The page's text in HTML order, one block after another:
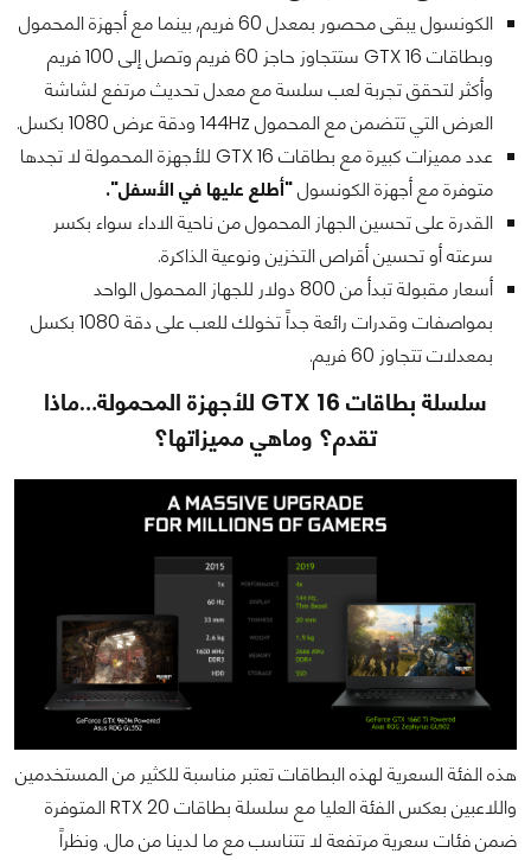
الكونسول يبقى محصور بمعدل 60 فريم, بينما مع أجهزة المحمول
وبطاقات GTX 16 ستتجاوز حاجز 60 فريم وتصل إلى 100 فريم
وأكثر لتحقق تجربة لعب سلسة مع معدل تحديث مرتفع لشاشة
العرض التي تتضمن مع المحمول 144Hz ودقة عرض 1080 بكسل.
عدد مميزات كبيرة مع بطاقات GTX 16 للأجهزة المحمولة لا تجدها
متوفرة مع أجهزة الكونسول"أطلع عليها في الأسفل".
القدرة على تحسين الجهاز المحمول من ناحية الاداء سواء بكسر
سرعته أو تحسين أقراص التخزين ونوعية الذاكرة.
أسعار مقبولة تبدأ من 800 دولار للجهاز المحمول الواحد
بمواصفات وقدرات رائعة جداً تخولك للعب على دقة 1080 بكسل
بمعدلات تتجاوز 60 فريم.
سلسلة بطاقات GTX 16 للأجهزة المحمولة…ماذا
تقدم؟ وماهي مميزاتها؟
هذه الفئة السعرية لهذه البطاقات تعتبر مناسبة للكثير من المستخدمين
واللاعبين بعكس الفئة العليا مع سلسلة بطاقات RTX 20 المتوفرة
ضمن فئات سعرية مرتفعة لا تتناسب مع ما لدينا من مال. ونظراً